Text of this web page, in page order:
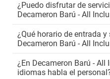
¿Puedo disfrutar de
Decameron Barú - All
¿Qué horario de entrada
Decameron Barú - All
¿En Decameron Barú - All
idiomas habla el